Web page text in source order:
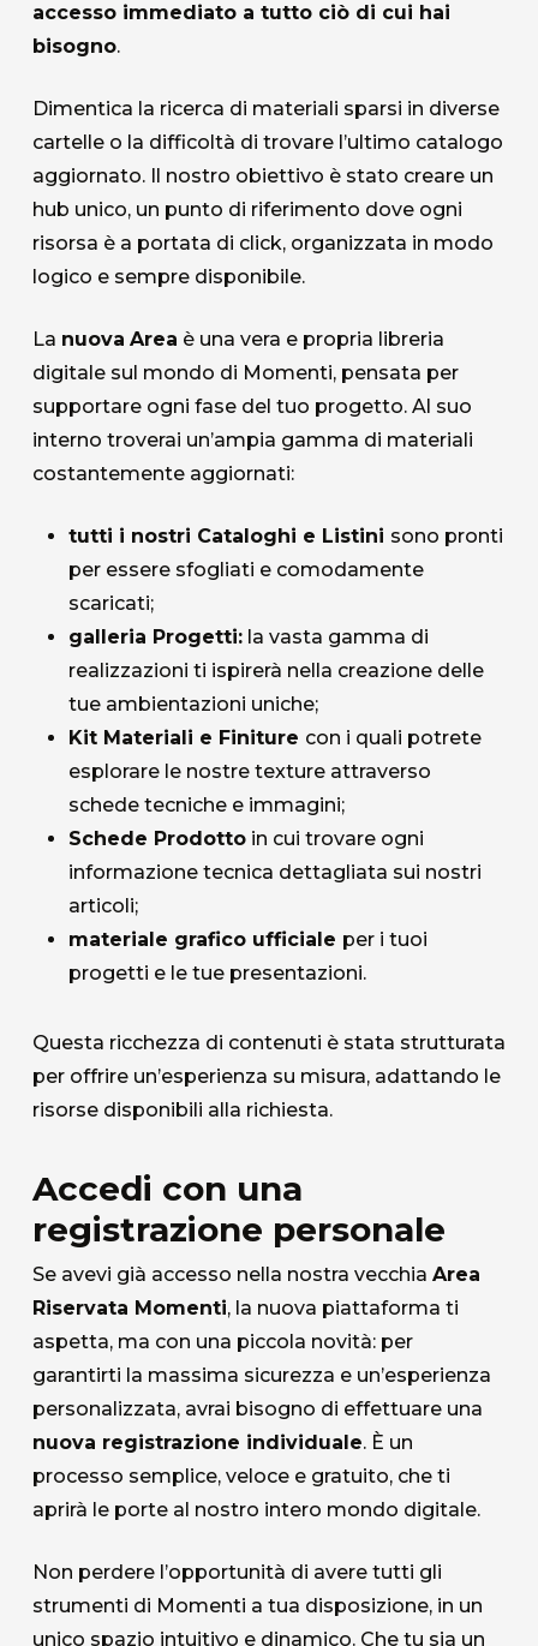
accesso immediato a tutto ciò di cui hai
bisogno.
Dimentica la ricerca di materiali sparsi in diverse
cartelle o la difficoltà di trovare l’ultimo catalogo
aggiornato. Il nostro obiettivo è stato creare un
hub unico, un punto di riferimento dove ogni
risorsa è a portata di click, organizzata in modo
logico e sempre disponibile.
La nuova Area è una vera e propria libreria
digitale sul mondo di Momenti, pensata per
supportare ogni fase del tuo progetto. Al suo
interno troverai un’ampia gamma di materiali
costantemente aggiornati:
tutti i nostri Cataloghi e Listini sono pronti
per essere sfogliati e comodamente
scaricati;
galleria Progetti:la vasta gamma di
realizzazioni ti ispirerà nella creazione delle
tue ambientazioni uniche;
Kit Materiali e Finiture con i quali potrete
esplorare le nostre texture attraverso
schede tecniche e immagini;
Schede Prodottoin cui trovare ogni
informazione tecnica dettagliata sui nostri
articoli;
materiale grafico ufficiale per i tuoi
progetti e le tue presentazioni.
Questa ricchezza di contenuti è stata strutturata
per offrire un’esperienza su misura, adattando le
risorse disponibili alla richiesta.
Accedi con una
registrazione personale
Se avevi già accesso nella nostra vecchia Area
Riservata Momenti, la nuova piattaforma ti
aspetta, ma con una piccola novità: per
garantirti la massima sicurezza e un’esperienza
personalizzata, avrai bisogno di effettuare una
nuova registrazione individuale. È un
processo semplice, veloce e gratuito, che ti
aprirà le porte al nostro intero mondo digitale.
Non perdere l’opportunità di avere tutti gli
strumenti di Momenti a tua disposizione, in un
unico spazio intuitivo e dinamico. Che tu sia un